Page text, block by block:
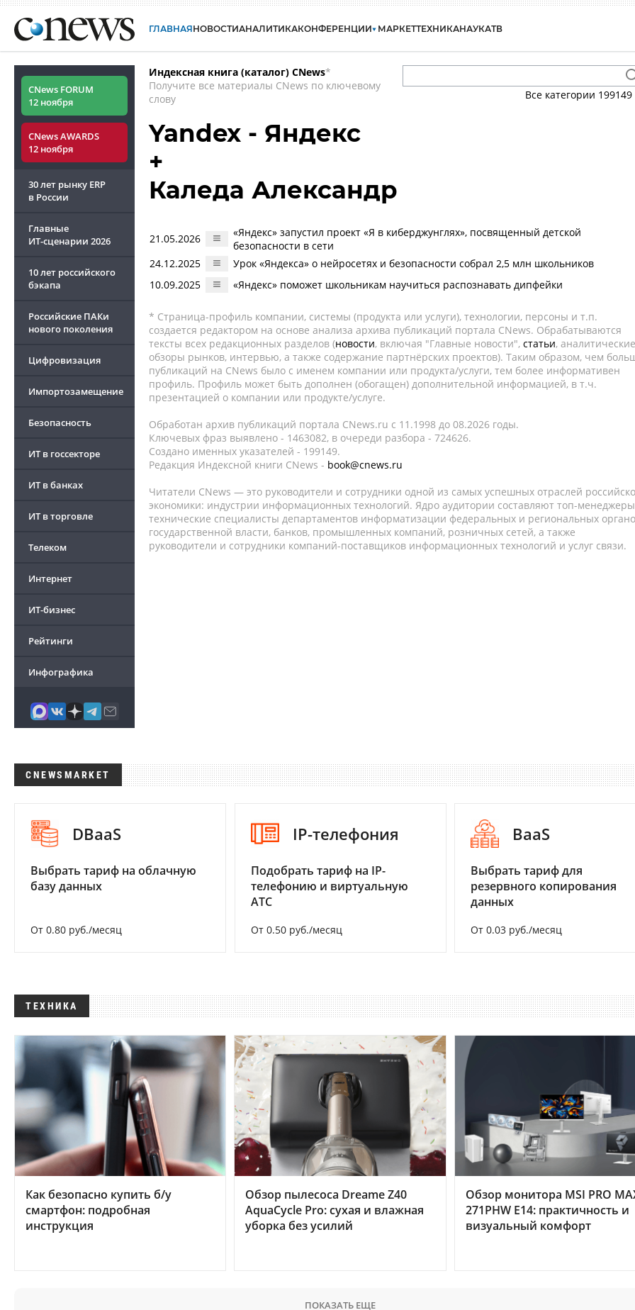
ГЛАВНАЯНОВОСТИАНАЛИТИКАКОНФЕРЕНЦИИ МАРКЕТТЕХНИКАНАУКАТВ
CNews FORUM
12 ноября
CNews AWARDS
12 ноября
30 лет рынку ERP
в России
Главные
ИТ-сценарии 2026
10 лет российского
бэкапа
Российские ПАКи
нового поколения
Цифровизация
Импортозамещение
Безопасность
ИТ в госсекторе
ИТ в банках
ИТ в торговле
Телеком
Интернет
ИТ-бизнес
Рейтинги
Инфографика
Индексная книга (каталог) CNews*
Получите все материалы CNews по ключевому
слову
Все категории 199149
Yandex - Яндекс
+
Каледа Александр
21.05.2026
«Яндекс» запустил проект «Я в киберджунглях», посвященный детской
безопасности в сети
24.12.2025
Урок «Яндекса» о нейросетях и безопасности собрал 2,5 млн школьников
10.09.2025
«Яндекс» поможет школьникам научиться распознавать дипфейки
* Страница-профиль компании, системы (продукта или услуги), технологии, персоны и т.п.
создается редактором на основе анализа архива публикаций портала CNews. Обрабатываются
тексты всех редакционных разделов (новости, включая "Главные новости", статьи, аналитические
обзоры рынков, интервью, а также содержание партнёрских проектов). Таким образом, чем
публикаций на CNews было с именем компании или продукта/услуги, тем более информативен
профиль. Профиль может быть дополнен (обогащен) дополнительной информацией, в т.ч.
презентацией о компании или продукте/услуге.
Обработан архив публикаций портала CNews.ru c 11.1998 до 08.2026 годы.
Ключевых фраз выявлено - 1463082, в очереди разбора - 724626.
Создано именных указателей - 199149.
Редакция Индексной книги CNews - book@cnews.ru
Читатели CNews — это руководители и сотрудники одной из самых успешных отраслей
экономики: индустрии информационных технологий. Ядро аудитории составляют топ-
технические специалисты департаментов информатизации федеральных и региональных
государственной власти, банков, промышленных компаний, розничных сетей, а также
руководители и сотрудники компаний-поставщиков информационных технологий и услуг связи.
CNEWSMARKET
DBaaS
Выбрать тариф на облачную
базу данных
От 0.80 руб./месяц
IP-телефония
Подобрать тариф на IP-
телефонию и виртуальную
АТС
От 0.50 руб./месяц
BaaS
Выбрать тариф для
резервного копирования
данных
От 0.03 руб./месяц
ТЕХНИКА
Как безопасно купить б/у
смартфон: подробная
инструкция
Обзор пылесоса Dreame Z40
AquaCycle Pro: сухая и влажная
уборка без усилий
Обзор монитора MSI PRO
271PHW E14: практичность и
визуальный комфорт
ПОКАЗАТЬ ЕЩЕ